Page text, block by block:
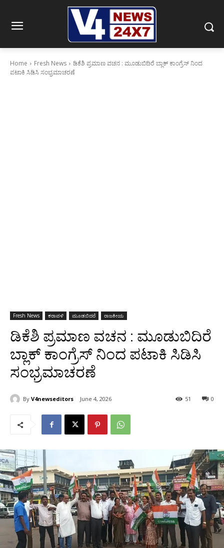
Home Fresh News
ಡಿಕೆಶಿ ಪ್ರಮಾಣ ವಚನ : ಮೂಡುಬಿದಿರೆ ಬ್ಲಾಕ್ ಕಾಂಗ್ರೆಸ್ ನಿಂದ
ಪಟಾಕಿ ಸಿಡಿಸಿ ಸಂಭ್ರಮಾಚರಣೆ
Fresh News ಕರಾವಳಿ ಮೂಡಬಿದರೆ ರಾಜಕೀಯ
ಡಿಕೆಶಿ ಪ್ರಮಾಣ ವಚನ : ಮೂಡುಬಿದಿರೆ
ಬ್ಲಾಕ್ ಕಾಂಗ್ರೆಸ್ ನಿಂದ ಪಟಾಕಿ ಸಿಡಿಸಿ
ಸಂಭ್ರಮಾಚರಣೆ
By V4newseditors June 4, 2026 0
51